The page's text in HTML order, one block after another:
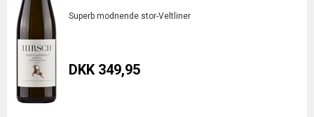
Superb modnende stor-Veltliner
DKK 349,95